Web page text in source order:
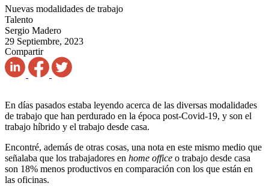
Nuevas modalidades de trabajo
Talento
Sergio Madero
29 Septiembre, 2023
Compartir
En días pasados estaba leyendo acerca de las diversas modalidades
de trabajo que han perdurado en la época post-Covid-19, y son el
trabajo híbrido y el trabajo desde casa.
Encontré, además de otras cosas, una nota en este mismo medio que
señalaba que los trabajadores en home office o trabajo desde casa
son 18% menos productivos en comparación con los que están en
las oficinas.